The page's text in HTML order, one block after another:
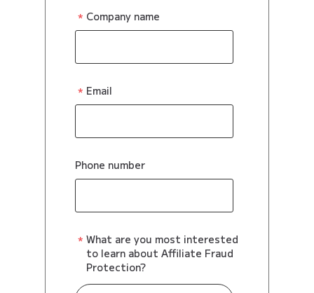
Company name
Email
Phone number
What are you most interested
to learn about Affiliate Fraud
Protection?